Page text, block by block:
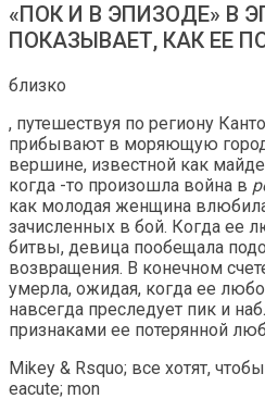
«ПОК И В ЭПИЗОДЕ» В
ПОКАЗЫВАЕТ, КАК ЕЕ
близко
, путешествуя по региону
прибывают в моряющую
вершине, известной как
когда -то произошла война в
как молодая женщина
зачисленных в бой. Когда ее
битвы, девица пообещала
возвращения. В конечном
умерла, ожидая, когда ее
навсегда преследует пик и
признаками ее потерянной
Mikey & Rsquo; все хотят,
eacute; mon